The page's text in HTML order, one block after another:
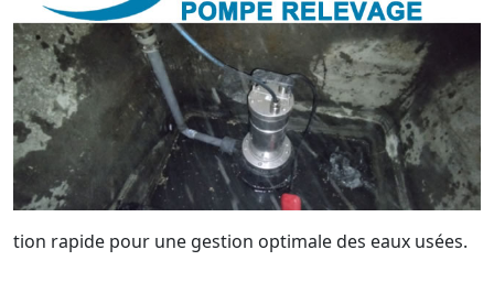
tion rapide pour une gestion optimale des eaux usées.